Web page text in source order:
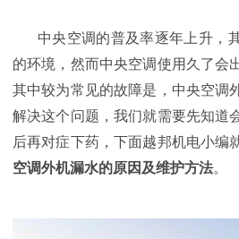
中央空调的普及率逐年上升，
的环境，然而中央空调使用久了会
其中较为常见的故障是，中央空调
解决这个问题，我们就需要先知道
后再对症下药，下面越邦机电小编
空调外机漏水的原因及维护方法。